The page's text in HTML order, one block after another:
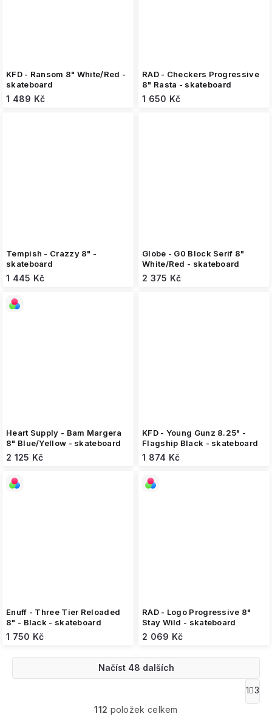
KFD - Ransom 8" White/Red -
skateboard
1 489 Kč
RAD - Checkers Progressive
8" Rasta - skateboard
1 650 Kč
Tempish - Crazzy 8" -
skateboard
1 445 Kč
Globe - G0 Block Serif 8"
White/Red - skateboard
2 375 Kč
Heart Supply - Bam Margera
8" Blue/Yellow - skateboard
2 125 Kč
KFD - Young Gunz 8.25" -
Flagship Black - skateboard
1 874 Kč
Enuff - Three Tier Reloaded
8" - Black - skateboard
1 750 Kč
RAD - Logo Progressive 8"
Stay Wild - skateboard
2 069 Kč
l
Načíst 48 dalších
t
1
3
112 položek celkem